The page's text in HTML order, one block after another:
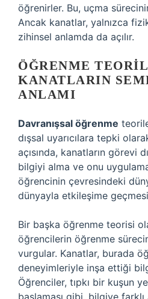
öğrenirler. Bu, uçma
Ancak kanatlar, yalnızca
zihinsel anlamda da açılır.
ÖĞRENME
KANATLARIN
ANLAMI
Davranışsal öğrenme
dışsal uyarıcılara tepki
açısında, kanatların görevi
bilgiyi alma ve onu
öğrencinin çevresindeki
dünyayla etkileşime
Bir başka öğrenme teorisi
öğrencilerin öğrenme
vurgular. Kanatlar, burada
deneyimleriyle inşa ettiği
Öğrenciler, tıpkı bir kuşun
başlaması gibi, bilgiye